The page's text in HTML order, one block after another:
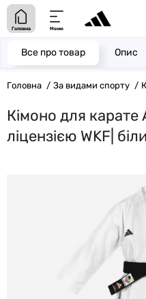
Головна Меню
Головна За видами спорту
Кімоно для карате
ліцензією WKF|
Все про товар Опис